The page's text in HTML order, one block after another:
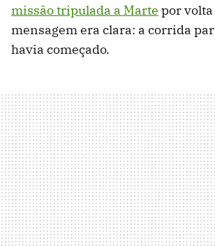
missão tripulada a Marte por
mensagem era clara: a corrida
havia começado.